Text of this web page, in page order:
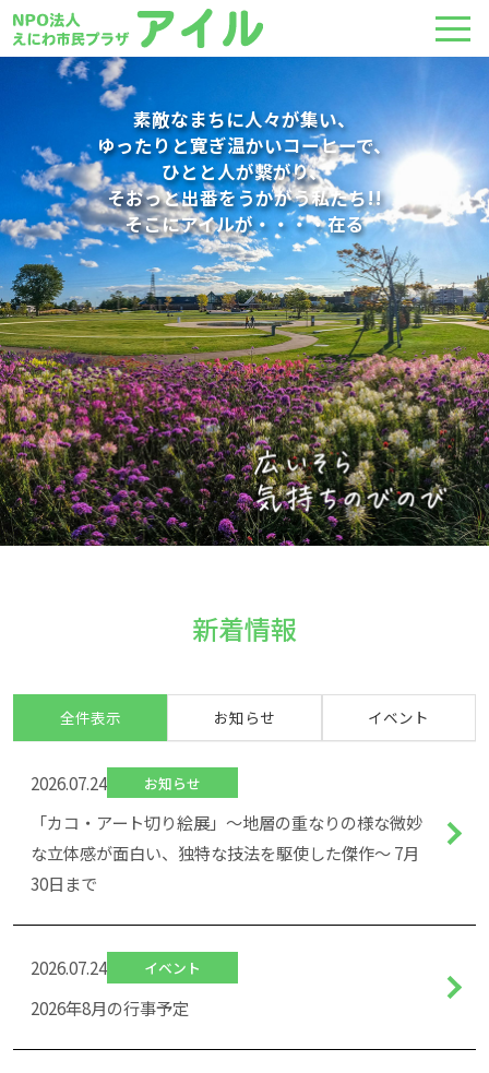
素敵なまちに人々が集い、
ゆったりと寛ぎ温かいコーヒーで、
ひとと人が繫がり、
そおっと出番をうかがう私たち!!
そこにアイルが・・・・在る
新着情報
全件表示 お知らせ イベント
2026.07.24 お知らせ
「カコ・アート切り絵展」～地層の重なりの様な微妙
な立体感が面白い、独特な技法を駆使した傑作～ 7月
30日まで
2026.07.24 イベント
2026年8月の行事予定
2026.07.24 お知らせ
「カコ・アート切り絵展」～地層の重なりの様な微妙
な立体感が面白い、独特な技法を駆使した傑作～ 7月
30日まで
2026.01.26 お知らせ
2026年のアイル新春お楽しみ会の様子
2025.12.12 お知らせ
FMいーにわ 開局15周年 感謝祭に参加してきました
2025.11.27 お知らせ
「ビーズとハンドメイドバッグの２人展」の様子
2026.07.24 イベント
2026年8月の行事予定
2026.06.27 イベント
2026年7月の行事予定
2026.04.24 イベント
2026年5月の行事予定
2026.03.26 イベント
2026年3月の行事予定